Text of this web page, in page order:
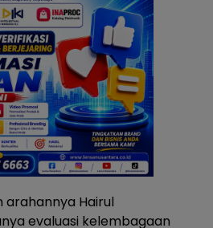
Hairul
evaluasi kelembagaan